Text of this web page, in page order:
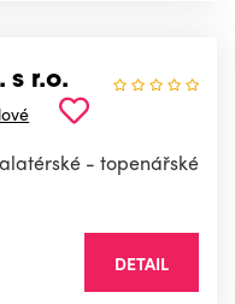
s r.o.
- topenářské
DETAIL